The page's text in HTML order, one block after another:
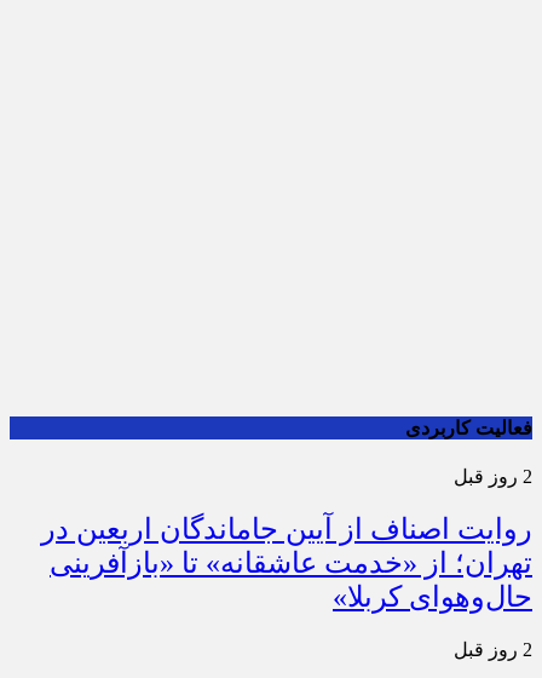
فعالیت کاربردی
2 روز قبل
روایت اصناف از آیین جاماندگان اربعین در
تهران؛ از «خدمت عاشقانه» تا «بازآفرینی
حال‌وهوای کربلا»
2 روز قبل